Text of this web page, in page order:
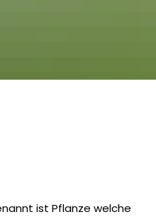
ist Pflanze welche